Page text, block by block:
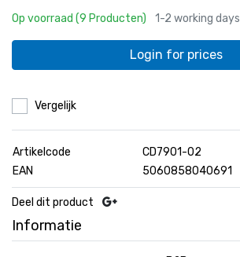
Op voorraad (9 Producten) 1-2 working days
Login for prices
Vergelijk
Artikelcode
CD7901-02
EAN
5060858040691
Deel dit product
Informatie